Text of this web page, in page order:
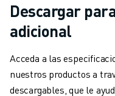
ASISTENCIA TÉCNICA A
PIEZAS DE RECAMBIO
REMANUFACTURING
HERRAMIENTAS DE SERVICIO
E- STORE
CENTRO DE DESCARGAS "
Descargar
adicional
Acceda a las
nuestros productos a
descargables, que le